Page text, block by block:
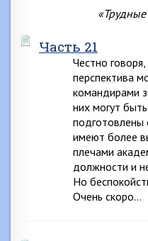
Часть 21
Честно
перспектива
командирами
них могут
подготовлены
имеют более
плечами
должности и
Но
Очень скоро…